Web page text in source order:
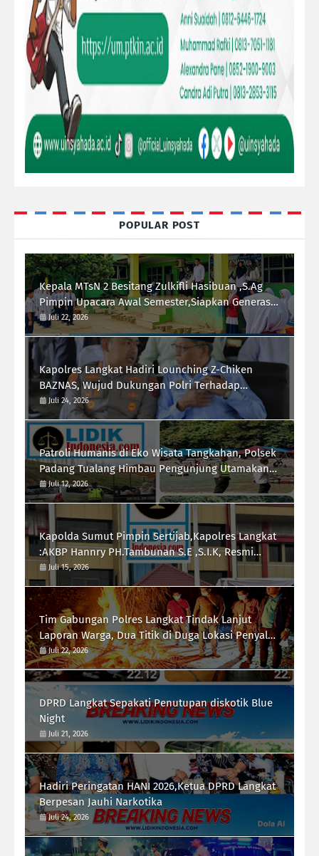
POPULAR POST
Kepala MTsN 2 Besitang Zulkifli Hasibuan ,S.Ag
Pimpin Upacara Awal Semester,Siapkan Generasi
Berkarakter dan Berprestasi
Juli 22, 2026
Kapolres Langkat Hadiri Lounching Z-Chiken
BAZNAS, Wujud Dukungan Polri Terhadap
Pemberdayaan Ekonomi Masyarakat
Juli 24, 2026
Patroli Humanis di Eko Wisata Tangkahan, Polsek
Padang Tualang Himbau Pengunjung Utamakan
Keselamatan
Juli 12, 2026
Kapolda Sumut Pimpin Sertijab,Kapolres Langkat
:AKBP Hannry PH.Tambunan S.E ,S.I.K, Resmi
Menjabat
Juli 15, 2026
Tim Gabungan Polres Langkat Tindak Lanjut
Laporan Warga, Dua Titik di Duga Lokasi Penyalah
Gunaan Narkoba di Desa Bubun di Musnahkan
Juli 22, 2026
DPRD Langkat Sepakati Penutupan diskotik Blue
Night
Juli 21, 2026
Hadiri Peringatan HANI 2026,Ketua DPRD Langkat
Berpesan Jauhi Narkotika
Juli 24, 2026